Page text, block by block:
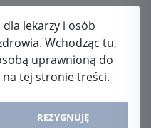
lekarzy i osób
Wchodząc tu,
uprawnioną do
tej stronie treści.
REZYGNUJĘ